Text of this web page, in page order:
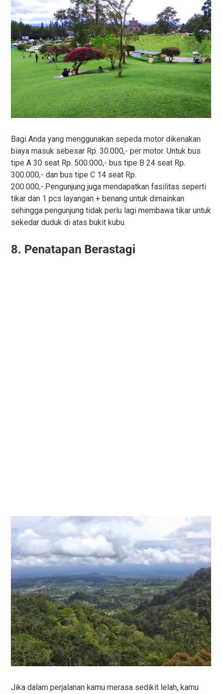
Bagi Anda yang menggunakan sepeda motor dikenakan
biaya masuk sebesar Rp. 30.000,- per motor. Untuk bus
tipe A 30 seat Rp. 500.000,- bus tipe B 24 seat Rp.
300.000,- dan bus tipe C 14 seat Rp.
200.000,-.Pengunjung juga mendapatkan fasilitas seperti
tikar dan 1 pcs layangan + benang untuk dimainkan
sehingga pengunjung tidak perlu lagi membawa tikar untuk
sekedar duduk di atas bukit kubu.
8. Penatapan Berastagi
Jika dalam perjalanan kamu merasa sedikit lelah, kamu